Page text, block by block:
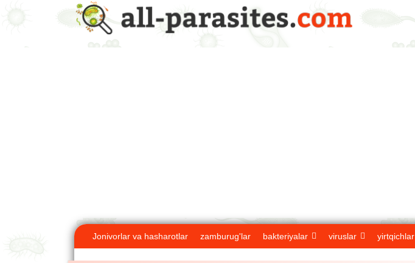
Jonivorlar va hasharotlar zamburug'lar bakteriyalar viruslar yirtqichlar